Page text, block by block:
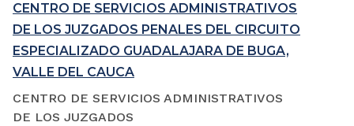
CENTRO DE SERVICIOS ADMINISTRATIVOS
DE LOS JUZGADOS PENALES DEL CIRCUITO
ESPECIALIZADO GUADALAJARA DE BUGA,
VALLE DEL CAUCA
CENTRO DE SERVICIOS ADMINISTRATIVOS
DE LOS JUZGADOS